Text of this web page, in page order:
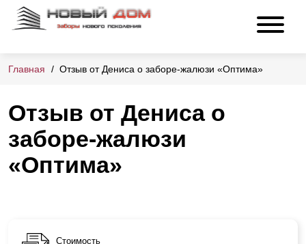
Главная Отзыв от Дениса о заборе-жалюзи «Оптима»
Отзыв от Дениса о
заборе-жалюзи
«Оптима»
Стоимость